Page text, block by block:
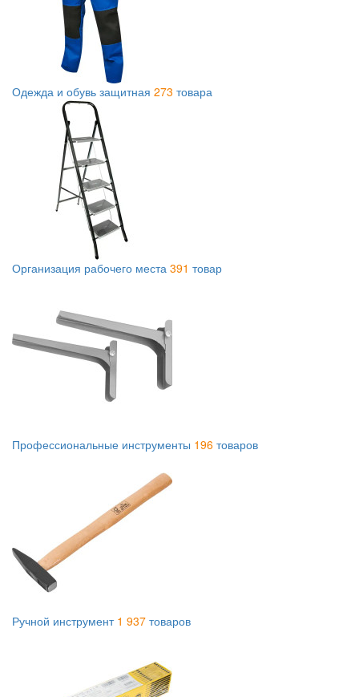
Одежда и обувь защитная 273 товара
Организация рабочего места 391 товар
Профессиональные инструменты 196 товаров
Ручной инструмент 1 937 товаров